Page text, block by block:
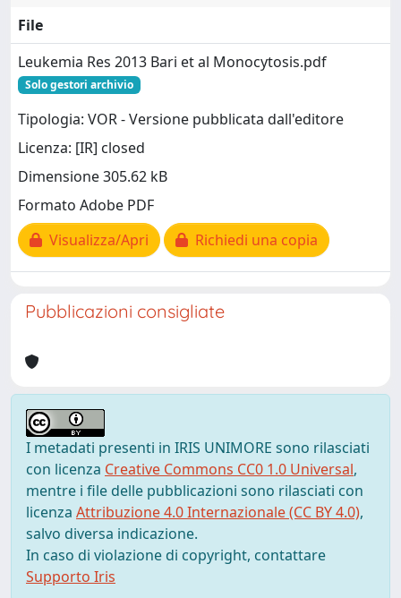
File
Leukemia Res 2013 Bari et al Monocytosis.pdf
Solo gestori archivio
Tipologia: VOR - Versione pubblicata dall'editore
Licenza: [IR] closed
Dimensione 305.62 kB
Formato Adobe PDF
Visualizza/Apri
Richiedi una copia
Pubblicazioni consigliate
I metadati presenti in IRIS UNIMORE sono rilasciati
con licenza Creative Commons CC0 1.0 Universal,
mentre i file delle pubblicazioni sono rilasciati con
licenza Attribuzione 4.0 Internazionale (CC BY 4.0),
salvo diversa indicazione.
In caso di violazione di copyright, contattare
Supporto Iris